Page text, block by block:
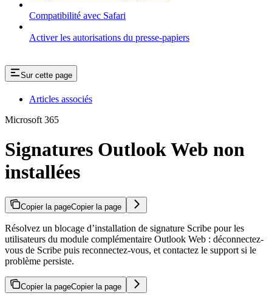
Compatibilité avec Safari
Activer les autorisations du presse-papiers
Sur cette page
Articles associés
Microsoft 365
Signatures Outlook Web non
installées
Copier la pageCopier la page
Résolvez un blocage d’installation de signature Scribe pour les
utilisateurs du module complémentaire Outlook Web : déconnectez-
vous de Scribe puis reconnectez-vous, et contactez le support si le
problème persiste.
Copier la pageCopier la page